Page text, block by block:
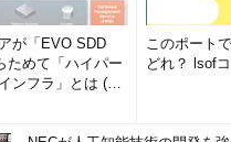
が「EVO SDD
ためて「ハイパー
ンフラ」とは (1/
このポート
どれ？ lsof